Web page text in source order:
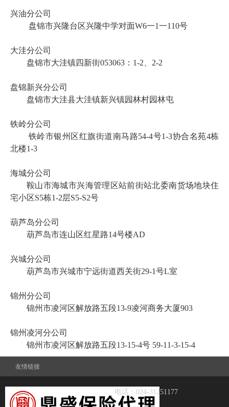
兴油分公司
盘锦市兴隆台区兴隆中学对面W6一1一110号
大洼分公司
盘锦市大洼镇四新街053063：1-2、2-2
盘锦新兴分公司
盘锦市大洼县大洼镇新兴镇园林村园林屯
铁岭分公司
铁岭市银州区红旗街道南马路54-4号1-3协合名苑4栋
北楼1-3
海城分公司
鞍山市海城市兴海管理区站前街站北委南货场地块住
宅小区S5栋1-2层S5-S2号
葫芦岛分公司
葫芦岛市连山区红星路14号楼AD
兴城分公司
葫芦岛市兴城市宁远街道西关街29-1号L室
锦州分公司
锦州市凌河区解放路五段13-9凌河商务大厦903
锦州凌河分公司
锦州市凌河区解放路五段13-15-4号 59-11-3-15-4
友情链接
电话：024-31251177